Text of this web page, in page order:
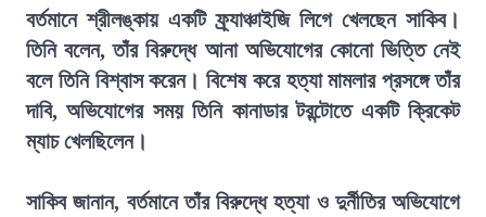
বর্তমানে শ্রীলঙ্কায় একটি ফ্র্যাঞ্চাইজি লিগে খেলছেন সাকিব।
তিনি বলেন, তাঁর বিরুদ্ধে আনা অভিযোগের কোনো ভিত্তি নেই
বলে তিনি বিশ্বাস করেন। বিশেষ করে হত্যা মামলার প্রসঙ্গে তাঁর
দাবি, অভিযোগের সময় তিনি কানাডার টরন্টোতে একটি ক্রিকেট
ম্যাচ খেলছিলেন।
সাকিব জানান, বর্তমানে তাঁর বিরুদ্ধে হত্যা ও দুর্নীতির অভিযোগে